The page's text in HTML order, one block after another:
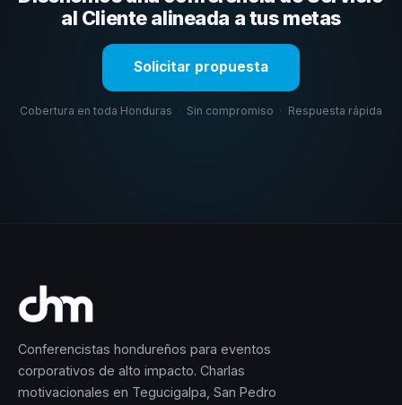
selección estratégica basada en estos criterios.
al Cliente alineada a tus metas
Solicitar propuesta
Cobertura en toda Honduras · Sin compromiso · Respuesta rápida
Conferencistas hondureños para eventos
corporativos de alto impacto. Charlas
motivacionales en Tegucigalpa, San Pedro